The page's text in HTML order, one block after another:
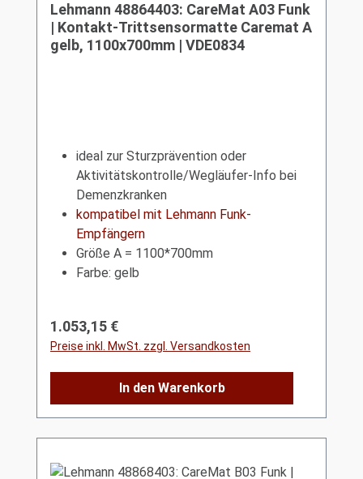
Lehmann 48864403: CareMat A03 Funk
| Kontakt-Trittsensormatte Caremat A
gelb, 1100x700mm | VDE0834
ideal zur Sturzprävention oder
Aktivitätskontrolle/Wegläufer-Info bei
Demenzkranken
kompatibel mit Lehmann Funk-
Empfängern
Größe A = 1100*700mm
Farbe: gelb
Regulärer Preis:
1.053,15 €
Preise inkl. MwSt. zzgl. Versandkosten
In den Warenkorb